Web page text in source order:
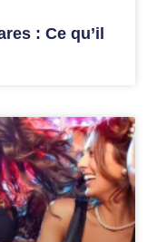
: Ce qu’il